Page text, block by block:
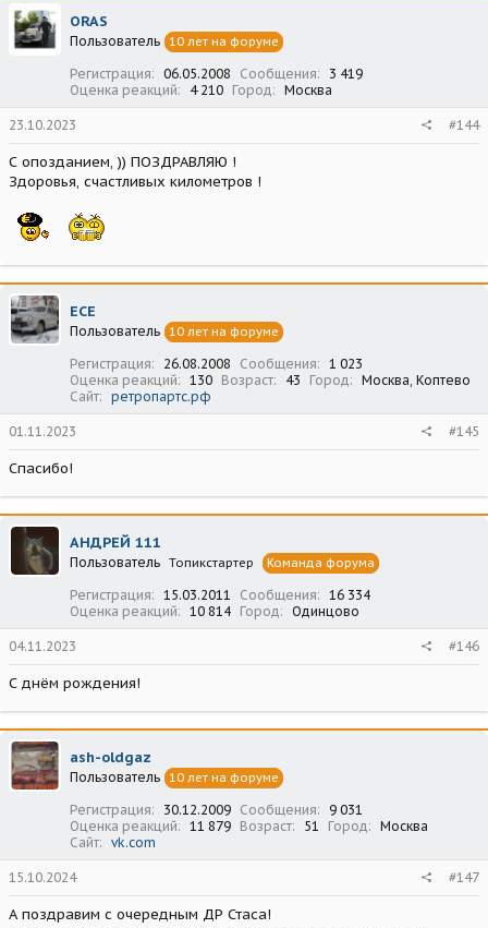
ORAS
Пользователь 10 лет на форуме
Регистрация 06.05.2008 Сообщения
3 419
Оценка реакций
4 210 Город Москва
23.10.2023 #144
С опозданием, )) ПОЗДРАВЛЯЮ !
Здоровья, счастливых километров !
ECE
Пользователь 10 лет на форуме
Регистрация 26.08.2008 Сообщения
1 023
Оценка реакций
130 Возраст 43 Город
Москва, Коптево
Сайт
ретропартс.рф
01.11.2023 #145
Спасибо!
АНДРЕЙ 111
Пользователь Топикстартер Команда форума
Регистрация 15.03.2011 Сообщения
16 334
Оценка реакций
10 814 Город Одинцово
04.11.2023 #146
С днём рождения!
ash-oldgaz
Пользователь 10 лет на форуме
Регистрация 30.12.2009 Сообщения
9 031
Оценка реакций
11 879 Возраст 51 Город
Москва
Сайт
vk.com
15.10.2024 #147
А поздравим с очередным ДР Стаса!